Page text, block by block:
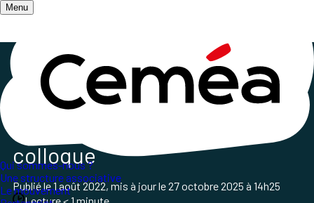
Menu
Qui sommes-nous ?
Une structure associative
Le mouvement
Accueil/ Qui sommes-nous ? / Le mouvement
Temps libérés : actes du colloque
colloque
Publié le1 août 2022, mis à jour le27 octobre 2025 à 14h25
Lecture < 1 minute